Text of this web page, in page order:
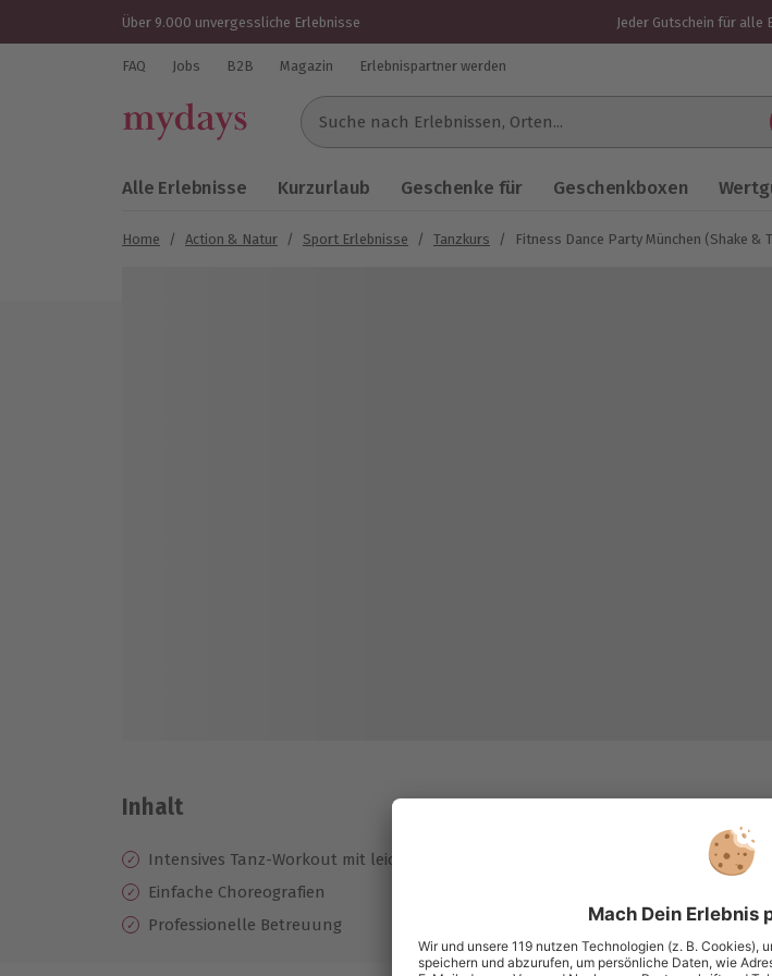
Über 9.000 unvergessliche Erlebnisse Jeder Gutschein für alle
FAQ Jobs B2B Magazin Erlebnispartner werden
Suche nach Erlebnissen...
Alle Erlebnisse Kurzurlaub Geschenke für Geschenkboxen
Home / Action & Natur / Sport Erlebnisse / Tanzkurs / Fitness Dance Party München (Shake &
Inhalt
Intensives Tanz-Workout mit leichten Gewichten
Einfache Choreografien
Professionelle Betreuung